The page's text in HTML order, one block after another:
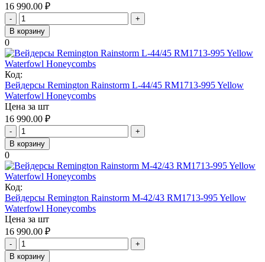
16 990.00 ₽
-
+
В корзину
0
Код:
Вейдерсы Remington Rainstorm L-44/45 RM1713-995 Yellow
Waterfowl Honeycombs
Цена за шт
16 990.00 ₽
-
+
В корзину
0
Код:
Вейдерсы Remington Rainstorm M-42/43 RM1713-995 Yellow
Waterfowl Honeycombs
Цена за шт
16 990.00 ₽
-
+
В корзину